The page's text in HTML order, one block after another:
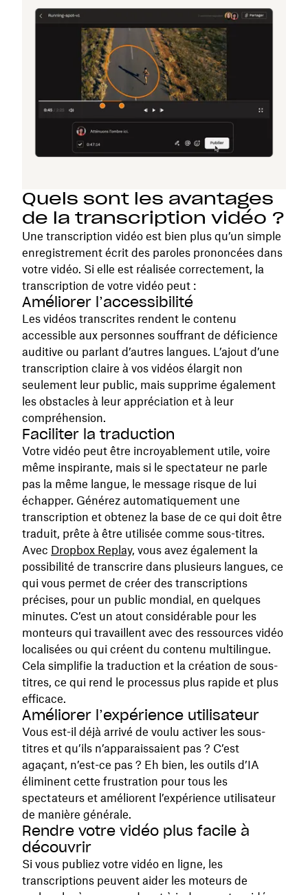
Quels sont les avantages
de la transcription vidéo ?
Une transcription vidéo est bien plus qu’un simple
enregistrement écrit des paroles prononcées dans
votre vidéo. Si elle est réalisée correctement, la
transcription de votre vidéo peut :
Améliorer l’accessibilité
Les vidéos transcrites rendent le contenu
accessible aux personnes souffrant de déficience
auditive ou parlant d’autres langues. L’ajout d’une
transcription claire à vos vidéos élargit non
seulement leur public, mais supprime également
les obstacles à leur appréciation et à leur
compréhension.
Faciliter la traduction
Votre vidéo peut être incroyablement utile, voire
même inspirante, mais si le spectateur ne parle
pas la même langue, le message risque de lui
échapper. Générez automatiquement une
transcription et obtenez la base de ce qui doit être
traduit, prête à être utilisée comme sous-titres.
Avec Dropbox Replay, vous avez également la
possibilité de transcrire dans plusieurs langues, ce
qui vous permet de créer des transcriptions
précises, pour un public mondial, en quelques
minutes. C’est un atout considérable pour les
monteurs qui travaillent avec des ressources vidéo
localisées ou qui créent du contenu multilingue.
Cela simplifie la traduction et la création de sous-
titres, ce qui rend le processus plus rapide et plus
efficace.
Améliorer l’expérience utilisateur
Vous est-il déjà arrivé de voulu activer les sous-
titres et qu’ils n’apparaissaient pas ? C’est
agaçant, n’est-ce pas ? Eh bien, les outils d’IA
éliminent cette frustration pour tous les
spectateurs et améliorent l’expérience utilisateur
de manière générale.
Rendre votre vidéo plus facile à
découvrir
Si vous publiez votre vidéo en ligne, les
transcriptions peuvent aider les moteurs de